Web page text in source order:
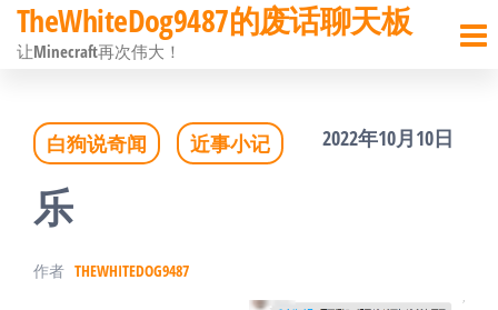
前
往
TheWhiteDog9487的废话聊天板
让Minecraft再次伟大！
白狗说奇闻 近事小记 2022年10月10日
乐
作者 THEWHITEDOG9487